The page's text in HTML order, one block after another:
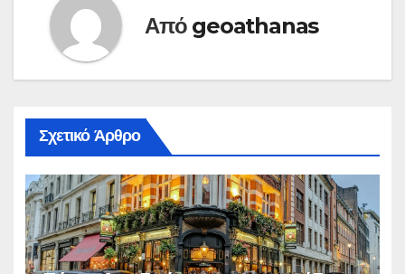
Από geoathanas
Σχετικό Άρθρο